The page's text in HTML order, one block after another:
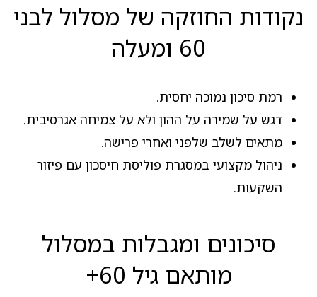
נקודות החוזקה של מסלול לבני
60 ומעלה
רמת סיכון נמוכה יחסית.
דגש על שמירה על ההון ולא על צמיחה אגרסיבית.
מתאים לשלב שלפני ואחרי פרישה.
ניהול מקצועי במסגרת פוליסת חיסכון עם פיזור
השקעות.
סיכונים ומגבלות במסלול
מותאם גיל 60+